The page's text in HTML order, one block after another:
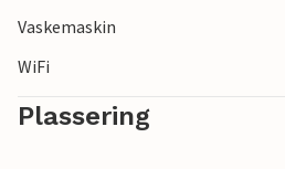
Vaskemaskin
WiFi
Plassering